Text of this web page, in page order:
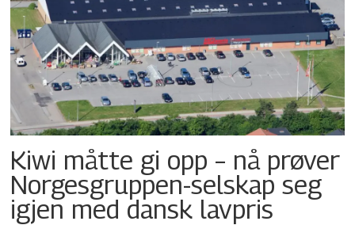
Kiwi måtte gi opp – nå prøver
Norgesgruppen-selskap seg
igjen med dansk lavpris